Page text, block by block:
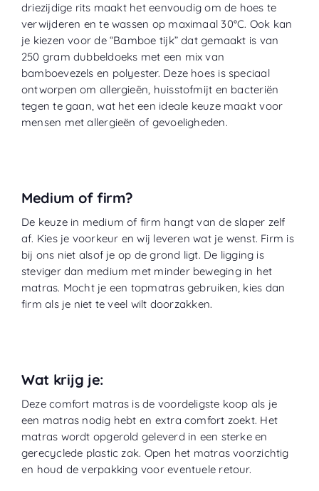
driezijdige rits maakt het eenvoudig om de hoes te
verwijderen en te wassen op maximaal 30°C. Ook kan
je kiezen voor de “Bamboe tijk” dat gemaakt is van
250 gram dubbeldoeks met een mix van
bamboevezels en polyester. Deze hoes is speciaal
ontworpen om allergieën, huisstofmijt en bacteriën
tegen te gaan, wat het een ideale keuze maakt voor
mensen met allergieën of gevoeligheden.
Medium of firm?
De keuze in medium of firm hangt van de slaper zelf
af. Kies je voorkeur en wij leveren wat je wenst. Firm is
bij ons niet alsof je op de grond ligt. De ligging is
steviger dan medium met minder beweging in het
matras. Mocht je een topmatras gebruiken, kies dan
firm als je niet te veel wilt doorzakken.
Wat krijg je:
Deze comfort matras is de voordeligste koop als je
een matras nodig hebt en extra comfort zoekt. Het
matras wordt opgerold geleverd in een sterke en
gerecyclede plastic zak. Open het matras voorzichtig
en houd de verpakking voor eventuele retour.